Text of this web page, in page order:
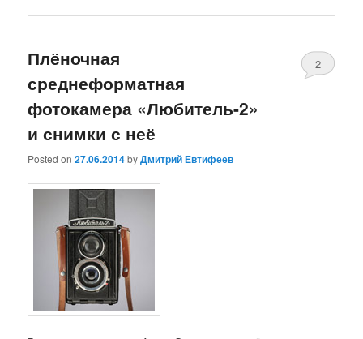
Плёночная
среднеформатная
фотокамера «Любитель-2»
и снимки с неё
Posted on27.06.2014byДмитрий Евтифеев
2